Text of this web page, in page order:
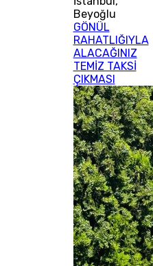
Beyoğlu
GÖNÜL
RAHATLIĞIYLA
ALACAĞINIZ
TEMİZ TAKSİ
ÇIKMASI